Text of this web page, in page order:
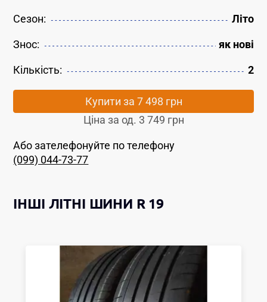
Сезон: Літо
Знос: як новi
Кількість: 2
Купити за 7 498 грн
Ціна за од. 3 749 грн
Або зателефонуйте по телефону
(099) 044-73-77
ІНШІ ЛІТНІ ШИНИ R 19